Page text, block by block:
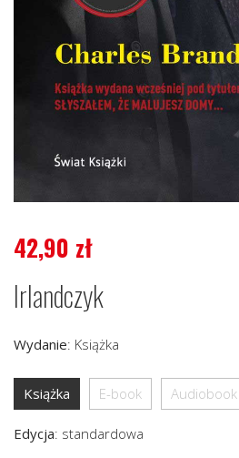
42,90 zł
Irlandczyk
Wydanie: Książka
Książka E-book Audiobook
Edycja: standardowa